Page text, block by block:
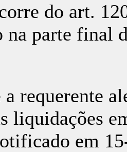
do art.
na parte final
a requerente
liquidações
em